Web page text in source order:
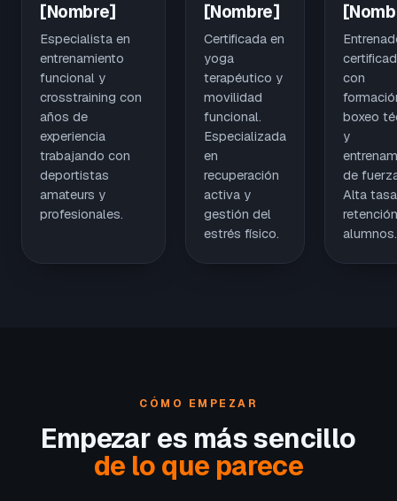
[Nombre]
Especialista en
entrenamiento
funcional y
crosstraining con
años de
experiencia
trabajando con
deportistas
amateurs y
profesionales.
[Nombre]
Certificada en
yoga
terapéutico y
movilidad
funcional.
Especializada
en
recuperación
activa y
gestión del
estrés físico.
con
boxeo
y
de
Alta
alumnos.
CÓMO EMPEZAR
Empezar es más sencillo
de lo que parece